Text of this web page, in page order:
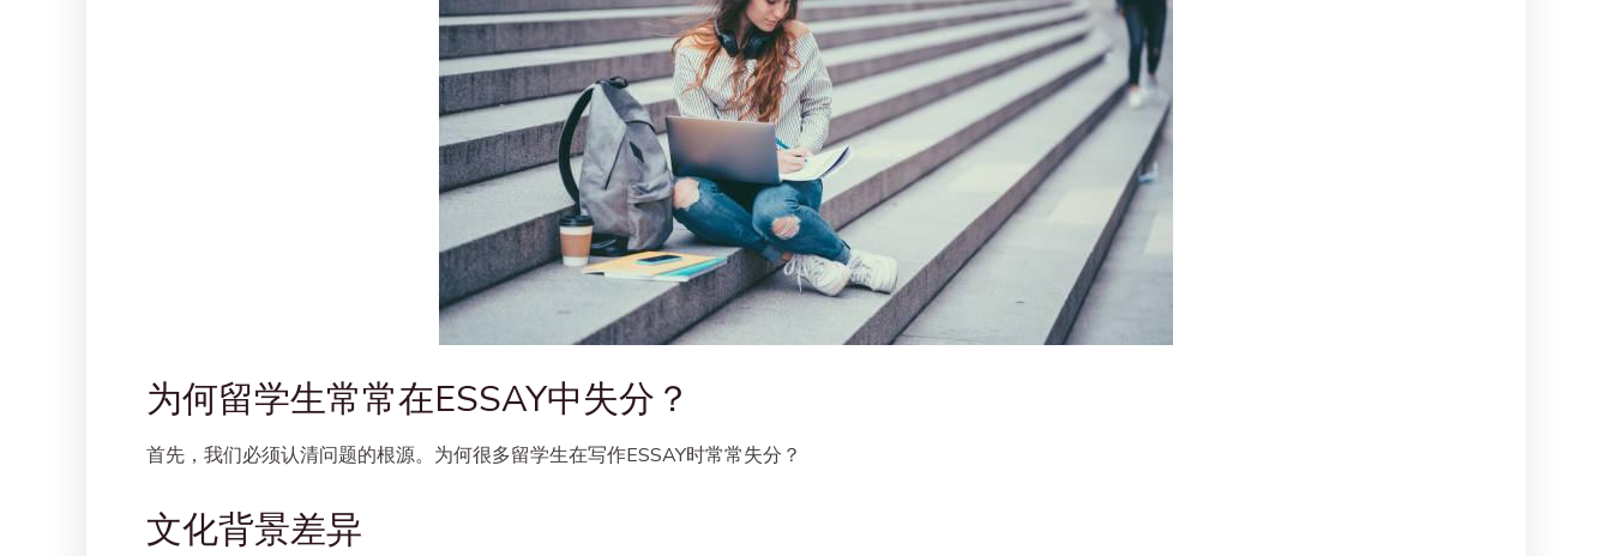
为何留学生常常在ESSAY中失分？
首先，我们必须认清问题的根源。为何很多留学生在写作ESSAY时常常失分？
文化背景差异